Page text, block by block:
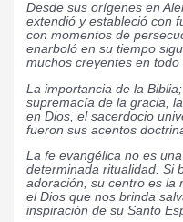
Desde sus orígenes en
extendió y estableció con
con momentos de
enarboló en su tiempo
muchos creyentes en todo
La importancia de la
supremacía de la gracia,
en Dios, el sacerdocio
fueron sus acentos
La fe evangélica no es
determinada ritualidad. Si
adoración, su centro es la
el Dios que nos brinda
inspiración de su Santo